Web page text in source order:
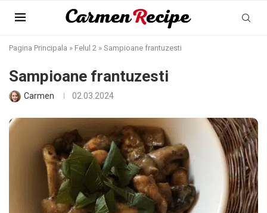
Pagina Principala » Felul 2 » Sampioane frantuzesti
Sampioane frantuzesti
Carmen 02.03.2024